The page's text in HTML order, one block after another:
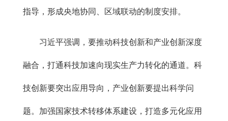
指导，形成央地协同、区域联动的制度安排。
习近平强调，要推动科技创新和产业创新深度
融合，打通科技加速向现实生产力转化的通道。科
技创新要突出应用导向，产业创新要提出科学问
题。加强国家技术转移体系建设，打造多元化应用